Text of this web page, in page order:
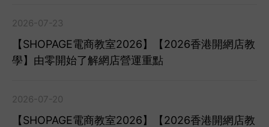
2026-07-23
【SHOPAGE電商教室2026】【2026香港開網店教
學】由零開始了解網店營運重點
2026-07-20
【SHOPAGE電商教室2026】【2026香港開網店教